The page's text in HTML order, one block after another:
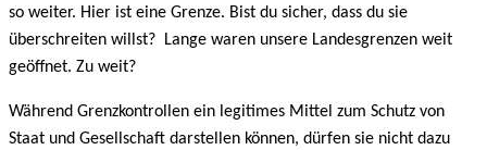
so weiter. Hier ist eine Grenze. Bist du sicher, dass du sie
überschreiten willst? Lange waren unsere Landesgrenzen weit
geöffnet. Zu weit?
Während Grenzkontrollen ein legitimes Mittel zum Schutz von
Staat und Gesellschaft darstellen können, dürfen sie nicht dazu